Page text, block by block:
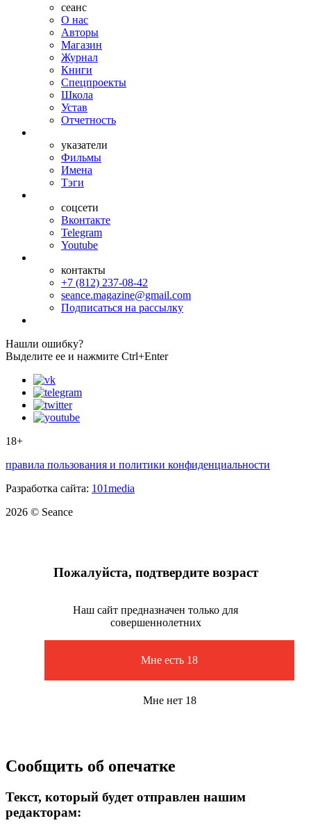
сеанс
О нас
Авторы
Магазин
Журнал
Книги
Спецпроекты
Школа
Устав
Отчетность
указатели
Фильмы
Имена
Тэги
соцсети
Вконтакте
Telegram
Youtube
контакты
+7 (812) 237-08-42
seance.magazine@gmail.com
Подписаться на рассылку
Нашли ошибку?
Выделите ее и нажмите Ctrl+Enter
18+
правила пользования и политики конфиденциальности
Разработка сайта: 101media
2026 © Seance
Пожалуйста, подтвердите возраст
Наш сайт предназначен только для
совершеннолетних
Мне есть 18
Мне нет 18
Сообщить об опечатке
Текст, который будет отправлен нашим
редакторам: